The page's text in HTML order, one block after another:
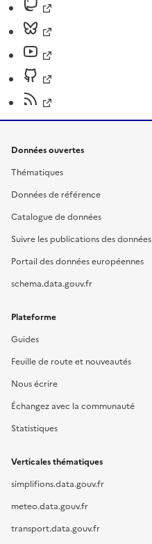
Données ouvertes
Thématiques
Données de référence
Catalogue de données
Suivre les publications des données
Portail des données européennes
schema.data.gouv.fr
Plateforme
Guides
Feuille de route et nouveautés
Nous écrire
Échangez avec la communauté
Statistiques
Verticales thématiques
simplifions.data.gouv.fr
meteo.data.gouv.fr
transport.data.gouv.fr